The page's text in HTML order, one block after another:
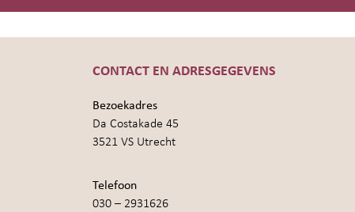
CONTACT EN ADRESGEGEVENS
Bezoekadres
Da Costakade 45
3521 VS Utrecht
Telefoon
030 – 2931626